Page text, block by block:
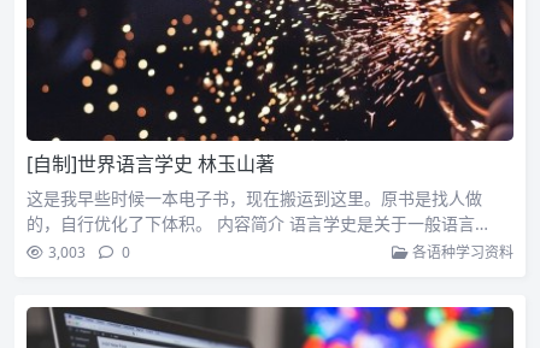
[自制]世界语言学史 林玉山著
这是我早些时候一本电子书，现在搬运到这里。原书是找人做
的，自行优化了下体积。 内容简介 语言学史是关于一般语言…
3,003 0 各语种学习资料